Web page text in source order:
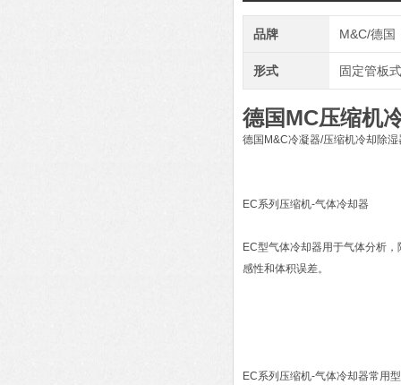
品牌 M&C/德国
形式 固定管板式
德国MC压缩机
德国M&C冷凝器/压缩机冷却除湿
EC系列压缩机-气体冷却器
EC型气体冷却器用于气体分析
感性和体积误差。
EC系列压缩机-气体冷却器常用